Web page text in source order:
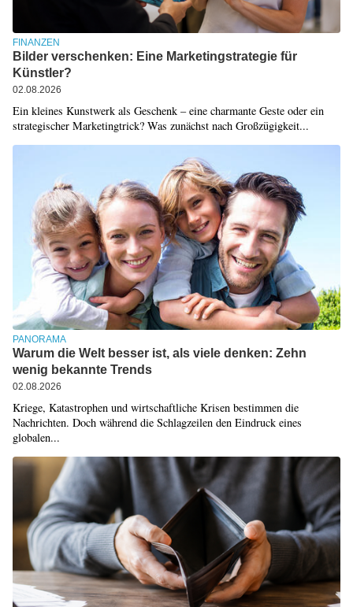
FINANZEN
Bilder verschenken: Eine Marketingstrategie für
Künstler?
02.08.2026
Ein kleines Kunstwerk als Geschenk – eine charmante Geste oder ein
strategischer Marketingtrick? Was zunächst nach Großzügigkeit...
PANORAMA
Warum die Welt besser ist, als viele denken: Zehn
wenig bekannte Trends
02.08.2026
Kriege, Katastrophen und wirtschaftliche Krisen bestimmen die
Nachrichten. Doch während die Schlagzeilen den Eindruck eines
globalen...